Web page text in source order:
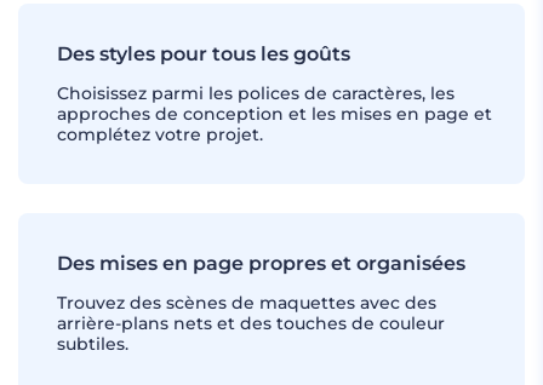
Des styles pour tous les goûts
Choisissez parmi les polices de caractères, les
approches de conception et les mises en page et
complétez votre projet.
Des mises en page propres et organisées
Trouvez des scènes de maquettes avec des
arrière-plans nets et des touches de couleur
subtiles.